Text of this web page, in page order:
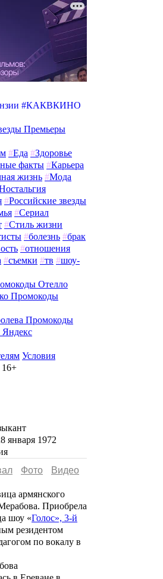
#КАКВКИНО
Премьеры
#Еда #Здоровье
факты #Карьера
жизнь #Мода
#Российские звезды
#Сериал
#Стиль жизни
#болезнь #брак
#отношения
#съемки #тв #шоу-
Отелло
Промокоды
Промокоды
Условия
16+
января 1972
Фото
Видеo
армянского
Приобрела
шоу «Голос», 3-й
резидентом
по вокалу в